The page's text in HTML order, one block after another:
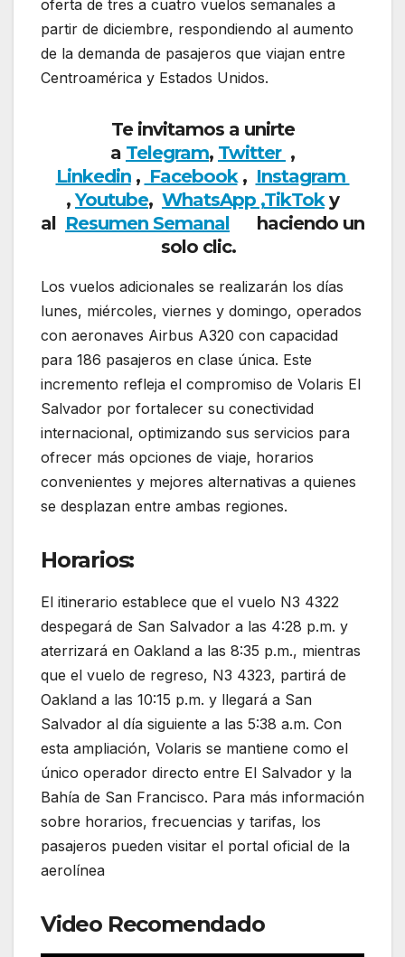
oferta de tres a cuatro vuelos semanales a
partir de diciembre, respondiendo al aumento
de la demanda de pasajeros que viajan entre
Centroamérica y Estados Unidos.
Te invitamos a unirte
a Telegram, Twitter ,
Linkedin, Facebook, Instagram
,Youtube, WhatsApp ,TikToky
al Resumen Semanal haciendo un
solo clic.
Los vuelos adicionales se realizarán los días
lunes, miércoles, viernes y domingo, operados
con aeronaves Airbus A320 con capacidad
para 186 pasajeros en clase única. Este
incremento refleja el compromiso de Volaris El
Salvador por fortalecer su conectividad
internacional, optimizando sus servicios para
ofrecer más opciones de viaje, horarios
convenientes y mejores alternativas a quienes
se desplazan entre ambas regiones.
Horarios:
El itinerario establece que el vuelo N3 4322
despegará de San Salvador a las 4:28 p.m. y
aterrizará en Oakland a las 8:35 p.m., mientras
que el vuelo de regreso, N3 4323, partirá de
Oakland a las 10:15 p.m. y llegará a San
Salvador al día siguiente a las 5:38 a.m. Con
esta ampliación, Volaris se mantiene como el
único operador directo entre El Salvador y la
Bahía de San Francisco. Para más información
sobre horarios, frecuencias y tarifas, los
pasajeros pueden visitar el portal oficial de la
aerolínea
Video Recomendado